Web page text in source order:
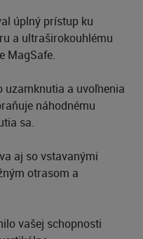
úplný prístup ku
a ultraširokouhlému
MagSafe.
uzamknutia a uvoľnenia
náhodnému
sa.
aj so vstavanými
otrasom a
vašej schopnosti